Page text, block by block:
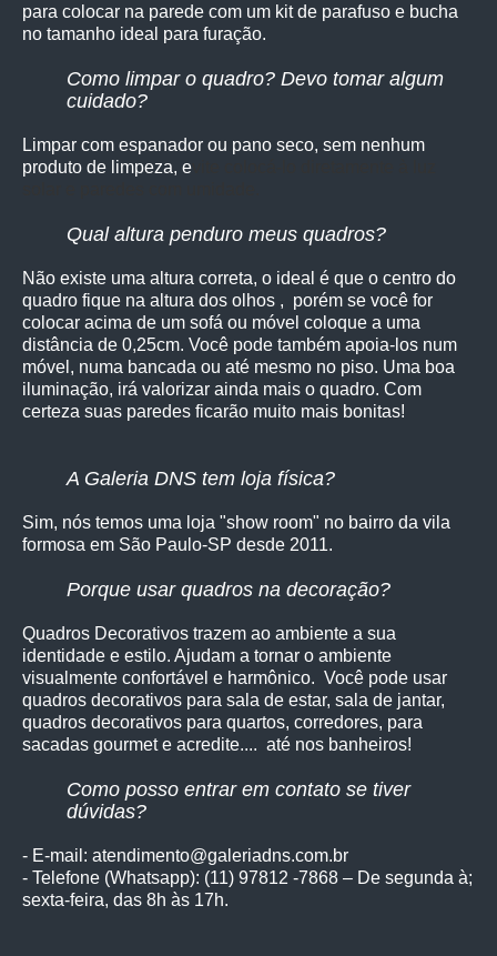
para colocar na parede com um kit de parafuso e bucha
no tamanho ideal para furação.
Como limpar o quadro? Devo tomar algum
cuidado?
Limpar com espanador ou pano seco, sem nenhum
produto de limpeza, e
Qual altura penduro meus quadros?
Não existe uma altura correta, o ideal é que o centro do
quadro fique na altura dos olhos , porém se você for
colocar acima de um sofá ou móvel coloque a uma
distância de 0,25cm. Você pode também apoia-los num
móvel, numa bancada ou até mesmo no piso. Uma boa
iluminação, irá valorizar ainda mais o quadro. Com
certeza suas paredes ficarão muito mais bonitas!
A Galeria DNS tem loja física?
Sim, nós temos uma loja "show room" no bairro da vila
formosa em São Paulo-SP desde 2011.
Porque usar quadros na decoração?
Quadros Decorativos trazem ao ambiente a sua
identidade e estilo. Ajudam a tornar o ambiente
visualmente confortável e harmônico. Você pode usar
quadros decorativos para sala de estar, sala de jantar,
quadros decorativos para quartos, corredores, para
sacadas gourmet e acredite.... até nos banheiros!
Como posso entrar em contato se tiver
dúvidas?
- E-mail: atendimento@galeriadns.com.br
- Telefone (Whatsapp): (11) 97812 -7868 – De segunda à;
sexta-feira, das 8h às 17h.